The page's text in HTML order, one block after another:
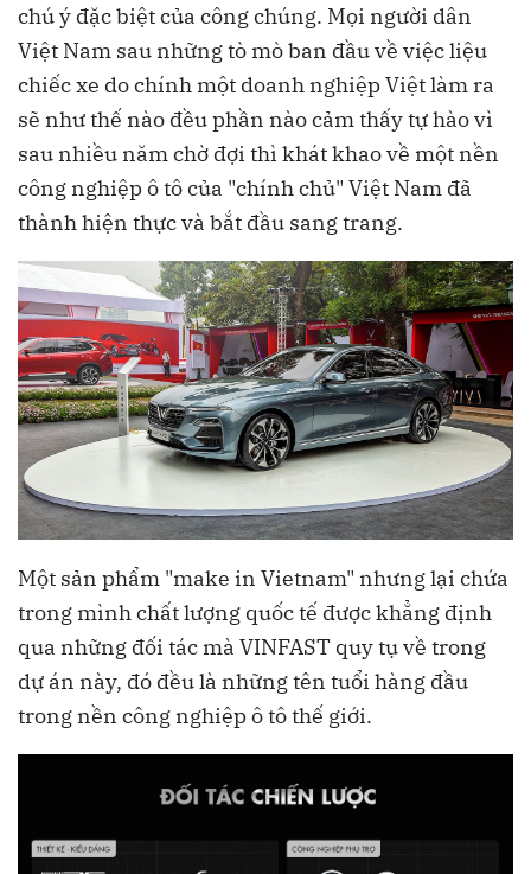
chú ý đặc biệt của công chúng. Mọi người dân
Việt Nam sau những tò mò ban đầu về việc liệu
chiếc xe do chính một doanh nghiệp Việt làm ra
sẽ như thế nào đều phần nào cảm thấy tự hào vì
sau nhiều năm chờ đợi thì khát khao về một nền
công nghiệp ô tô của "chính chủ" Việt Nam đã
thành hiện thực và bắt đầu sang trang.
Một sản phẩm "make in Vietnam" nhưng lại chứa
trong mình chất lượng quốc tế được khẳng định
qua những đối tác mà VINFAST quy tụ về trong
dự án này, đó đều là những tên tuổi hàng đầu
trong nền công nghiệp ô tô thế giới.